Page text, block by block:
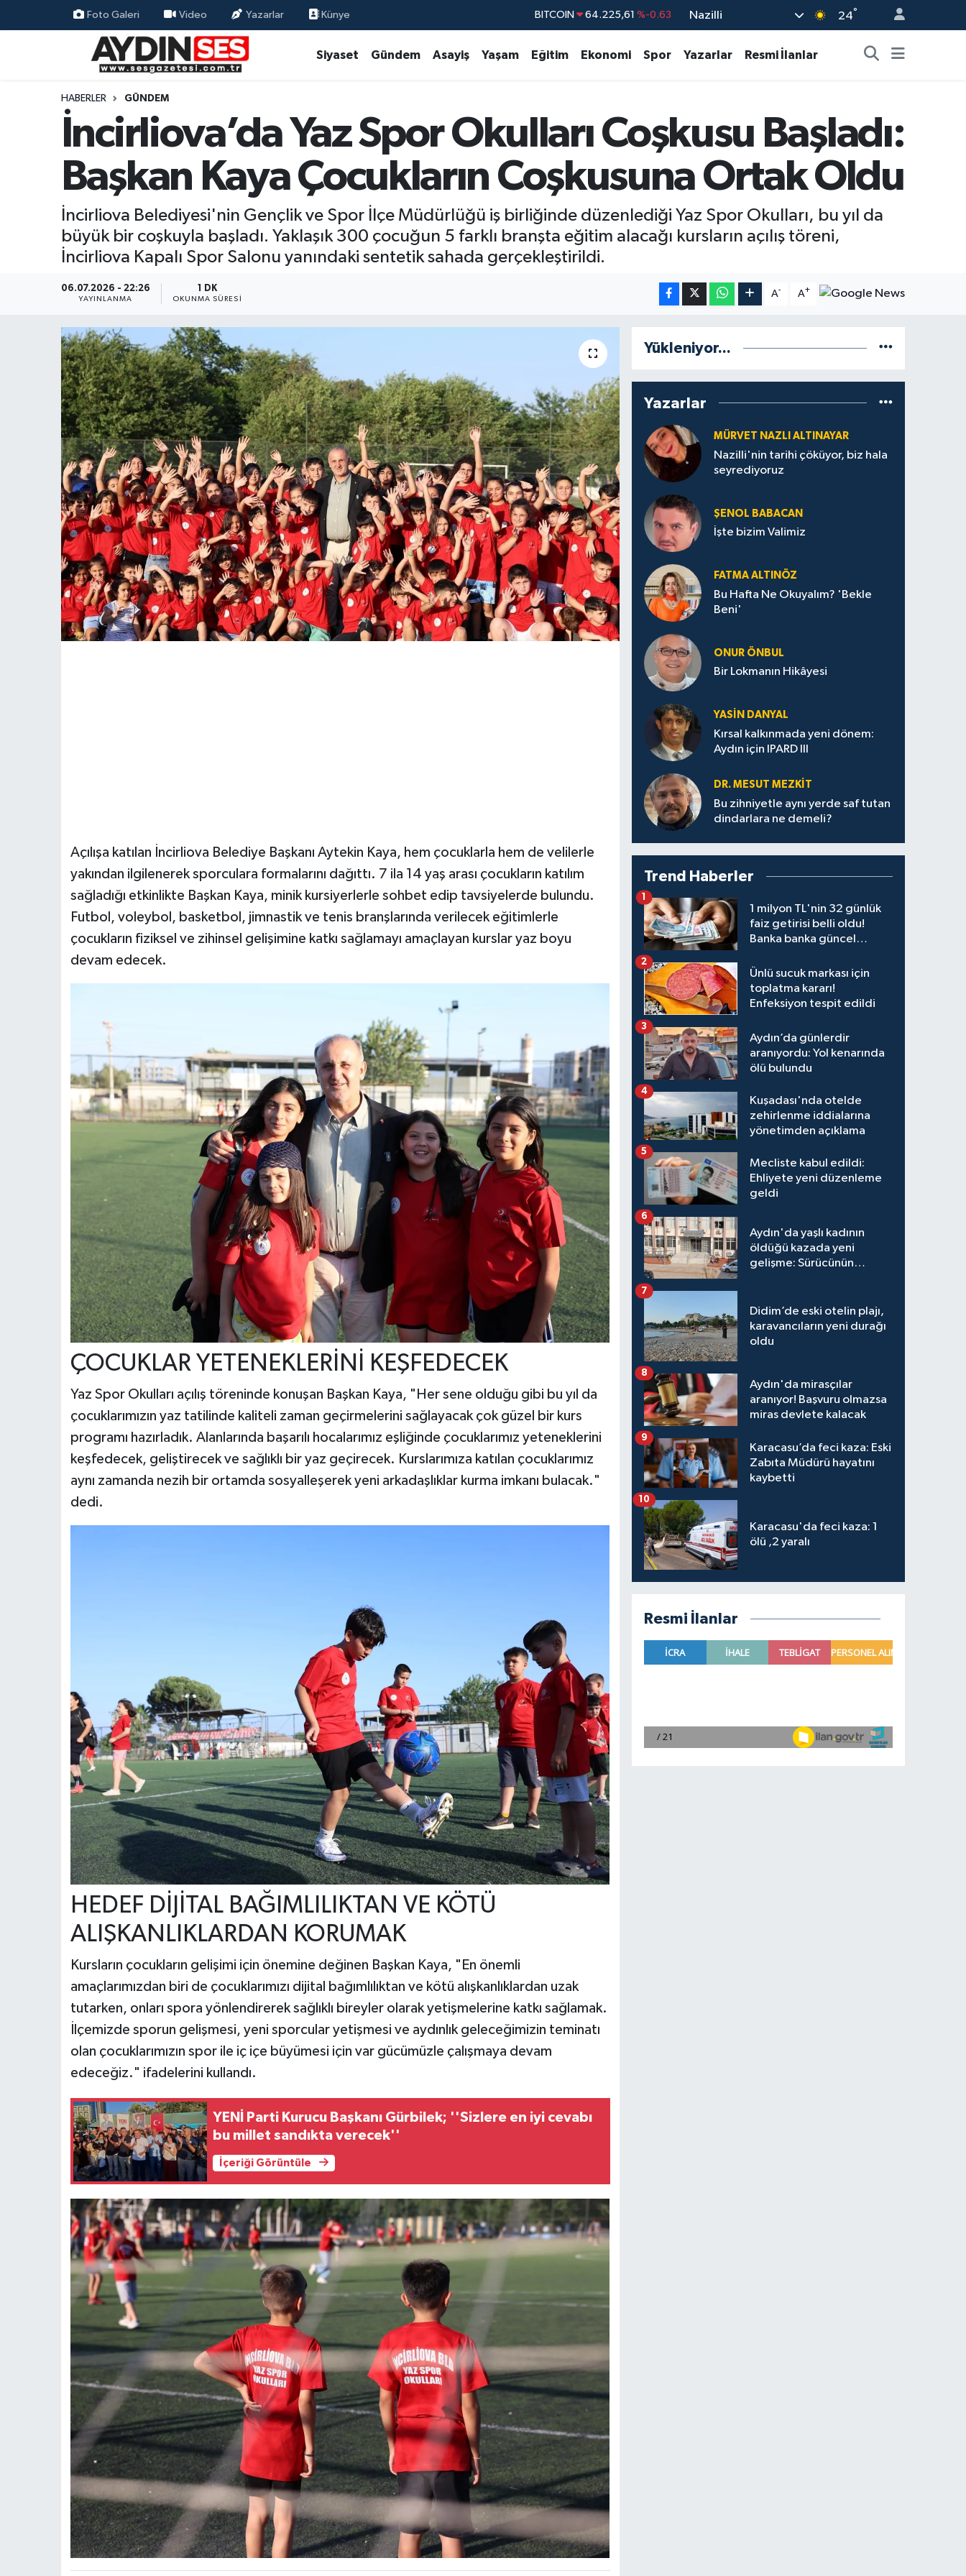
Foto Galeri Video Yazarlar Künye DOLAR 47,7143 %0.16
BİST100 13.799 %70
BITCOIN 64.225,61 %-0.63
Nazilli 24°
Siyaset Gündem Asayiş Yaşam Eğitim Ekonomi Spor Yazarlar Resmi İlanlar
HABERLER GÜNDEM
İncirliova’da Yaz Spor Okulları Coşkusu Başladı:
Başkan Kaya Çocukların Coşkusuna Ortak Oldu
İncirliova Belediyesi'nin Gençlik ve Spor İlçe Müdürlüğü iş birliğinde düzenlediği Yaz Spor Okulları, bu yıl da
büyük bir coşkuyla başladı. Yaklaşık 300 çocuğun 5 farklı branşta eğitim alacağı kursların açılış töreni,
İncirliova Kapalı Spor Salonu yanındaki sentetik sahada gerçekleştirildi.
06.07.2026 - 22:26
YAYINLANMA
1 DK
OKUNMA SÜRESI
A- A+
Açılışa katılan İncirliova Belediye Başkanı Aytekin Kaya, hem çocuklarla hem de velilerle
yakından ilgilenerek sporculara formalarını dağıttı. 7 ila 14 yaş arası çocukların katılım
sağladığı etkinlikte Başkan Kaya, minik kursiyerlerle sohbet edip tavsiyelerde bulundu.
Futbol, voleybol, basketbol, jimnastik ve tenis branşlarında verilecek eğitimlerle
çocukların fiziksel ve zihinsel gelişimine katkı sağlamayı amaçlayan kurslar yaz boyu
devam edecek.
ÇOCUKLAR YETENEKLERİNİ KEŞFEDECEK
Yaz Spor Okulları açılış töreninde konuşan Başkan Kaya, "Her sene olduğu gibi bu yıl da
çocuklarımızın yaz tatilinde kaliteli zaman geçirmelerini sağlayacak çok güzel bir kurs
programı hazırladık. Alanlarında başarılı hocalarımız eşliğinde çocuklarımız yeteneklerini
keşfedecek, geliştirecek ve sağlıklı bir yaz geçirecek. Kurslarımıza katılan çocuklarımız
aynı zamanda nezih bir ortamda sosyalleşerek yeni arkadaşlıklar kurma imkanı bulacak."
dedi.
HEDEF DİJİTAL BAĞIMLILIKTAN VE KÖTÜ
ALIŞKANLIKLARDAN KORUMAK
Kursların çocukların gelişimi için önemine değinen Başkan Kaya, "En önemli
amaçlarımızdan biri de çocuklarımızı dijital bağımlılıktan ve kötü alışkanlıklardan uzak
tutarken, onları spora yönlendirerek sağlıklı bireyler olarak yetişmelerine katkı sağlamak.
İlçemizde sporun gelişmesi, yeni sporcular yetişmesi ve aydınlık geleceğimizin teminatı
olan çocuklarımızın spor ile iç içe büyümesi için var gücümüzle çalışmaya devam
edeceğiz." ifadelerini kullandı.
YENİ Parti Kurucu Başkanı Gürbilek; ''Sizlere en iyi cevabı
bu millet sandıkta verecek''
İçeriği Görüntüle
Yükleniyor...
Yazarlar
MÜRVET NAZLI ALTINAYAR
Nazilli'nin tarihi çöküyor, biz hala
seyrediyoruz
ŞENOL BABACAN
İşte bizim Valimiz
FATMA ALTINÖZ
Bu Hafta Ne Okuyalım? 'Bekle
Beni'
ONUR ÖNBUL
Bir Lokmanın Hikâyesi
YASIN DANYAL
Kırsal kalkınmada yeni dönem:
Aydın için IPARD III
DR. MESUT MEZKIT
Bu zihniyetle aynı yerde saf tutan
dindarlara ne demeli?
Trend Haberler
1 milyon TL'nin 32 günlük
faiz getirisi belli oldu!
Banka banka güncel
1
Ünlü sucuk markası için
toplatma kararı!
Enfeksiyon tespit edildi
2
Aydın’da günlerdir
aranıyordu: Yol kenarında
ölü bulundu
3
Kuşadası'nda otelde
zehirlenme iddialarına
yönetimden açıklama
4
Mecliste kabul edildi:
Ehliyete yeni düzenleme
geldi
5
Aydın'da yaşlı kadının
öldüğü kazada yeni
gelişme: Sürücünün
6
Didim’de eski otelin plajı,
karavancıların yeni durağı
oldu
7
Aydın'da mirasçılar
aranıyor! Başvuru olmazsa
miras devlete kalacak
8
Karacasu’da feci kaza: Eski
Zabıta Müdürü hayatını
kaybetti
9
Karacasu'da feci kaza: 1
ölü ,2 yaralı
10
Resmi İlanlar
Siyaset
Ekonomi
Eğitim
Aydın Nöbetçi Eczaneler
Aydın Hava Durumu
Aydin Namaz Vakitleri
Aydın Trafik Yoğunluk Haritası
Tüm Manşetler